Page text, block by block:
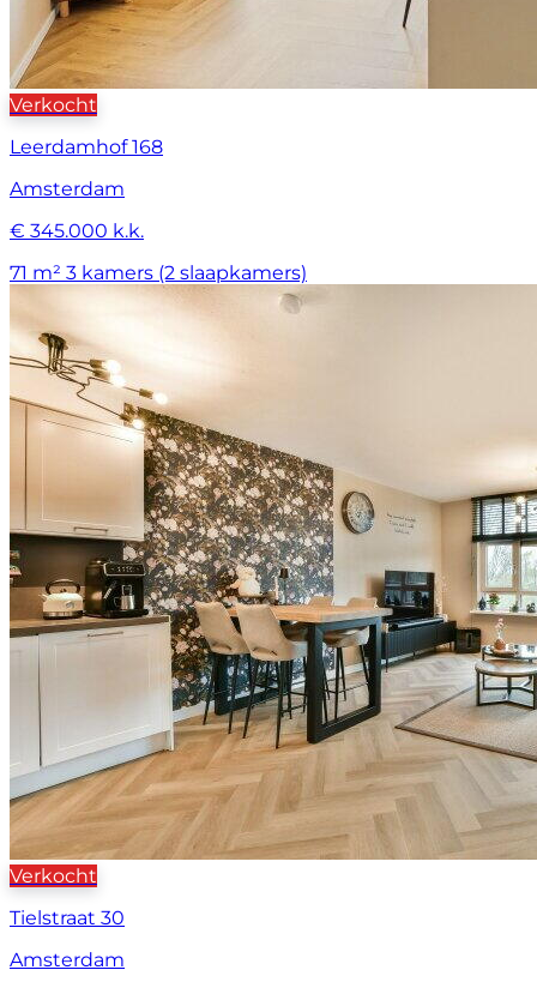
Verkocht
Leerdamhof 168
Amsterdam
€ 345.000 k.k.
71 m² 3 kamers (2 slaapkamers)
Verkocht
Tielstraat 30
Amsterdam